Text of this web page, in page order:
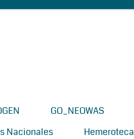
GO_NEOWAS
Nacionales Hemeroteca